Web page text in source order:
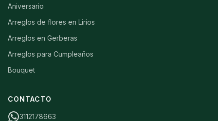
Aniversario
Arreglos de flores en Lirios
Arreglos en Gerberas
Arreglos para Cumpleaños
Bouquet
CONTACTO
3112178663